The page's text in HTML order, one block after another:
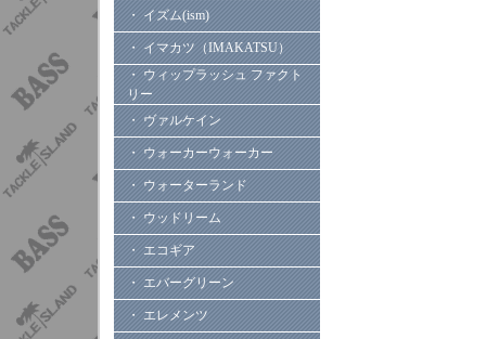
・ イズム(ism)
・ イマカツ（IMAKATSU）
・ ウィップラッシュ ファクト
リー
・ ヴァルケイン
・ ウォーカーウォーカー
・ ウォーターランド
・ ウッドリーム
・ エコギア
・ エバーグリーン
・ エレメンツ